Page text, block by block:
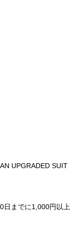
UPGRADED SUIT
日までに1,000円以上